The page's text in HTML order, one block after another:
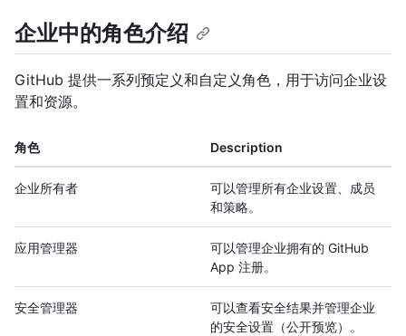
企业中的角色介绍
GitHub 提供一系列预定义和自定义角色，用于访问企业设
置和资源。
角色 Description
企业所有者
可以管理所有企业设置、成员
和策略。
应用管理器
可以管理企业拥有的 GitHub
App 注册。
安全管理器
可以查看安全结果并管理企业
的安全设置（公开预览）。